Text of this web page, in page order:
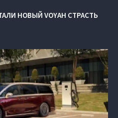
НОВЫЙ VOYAH СТРАСТЬ